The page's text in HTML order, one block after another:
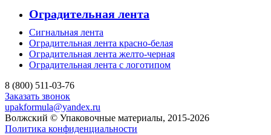
Оградительная лента
Сигнальная лента
Оградительная лента красно-белая
Оградительная лента желто-черная
Оградительная лента с логотипом
8 (800) 511-03-76
Заказать звонок
upakformula@yandex.ru
Волжский © Упаковочные материалы, 2015-2026
Политика конфиденциальности